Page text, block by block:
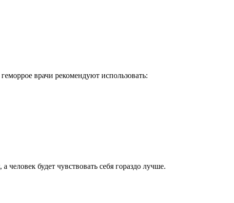
врачи рекомендуют использовать:
будет чувствовать себя гораздо лучше.